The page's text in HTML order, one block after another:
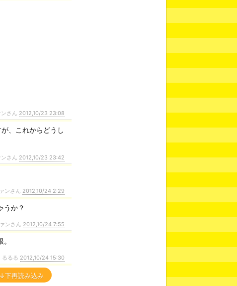
さん 2012,10/23 23:08
、これからどうし
さん 2012,10/23 23:42
ンさん 2012,10/24 2:29
うか？
ンさん 2012,10/24 7:55
るるる 2012,10/24 15:30
↓下再読み込み